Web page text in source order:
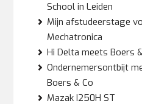
School in Leiden
Mijn afstudeerstage
Mechatronica
Hi Delta meets Boers
Ondernemersontbijt
Boers & Co
Mazak I250H ST